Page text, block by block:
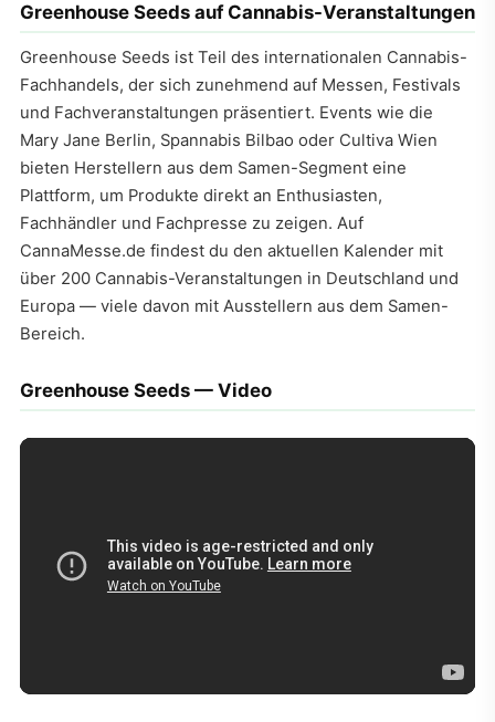
Greenhouse Seeds auf Cannabis-Veranstaltungen
Greenhouse Seeds ist Teil des internationalen Cannabis-
Fachhandels, der sich zunehmend auf Messen, Festivals
und Fachveranstaltungen präsentiert. Events wie die
Mary Jane Berlin, Spannabis Bilbao oder Cultiva Wien
bieten Herstellern aus dem Samen-Segment eine
Plattform, um Produkte direkt an Enthusiasten,
Fachhändler und Fachpresse zu zeigen. Auf
CannaMesse.de findest du den aktuellen Kalender mit
über 200 Cannabis-Veranstaltungen in Deutschland und
Europa — viele davon mit Ausstellern aus dem Samen-
Bereich.
Greenhouse Seeds — Video